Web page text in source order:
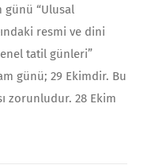
günü “Ulusal
resmi ve dini
tatil günleri”
günü; 29 Ekimdir. Bu
zorunludur. 28 Ekim